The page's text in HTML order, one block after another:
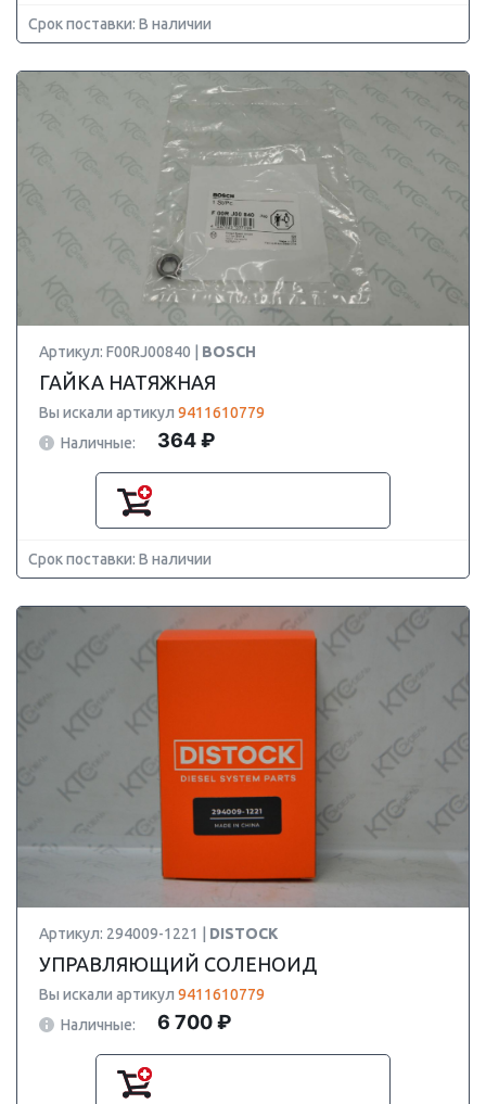
Срок поставки: В наличии
Артикул: F00RJ00840 | BOSCH
ГАЙКА НАТЯЖНАЯ
Вы искали артикул 9411610779
Наличные:
364 ₽
Срок поставки: В наличии
Артикул: 294009-1221 | DISTOCK
УПРАВЛЯЮЩИЙ СОЛЕНОИД
Вы искали артикул 9411610779
Наличные:
6 700 ₽